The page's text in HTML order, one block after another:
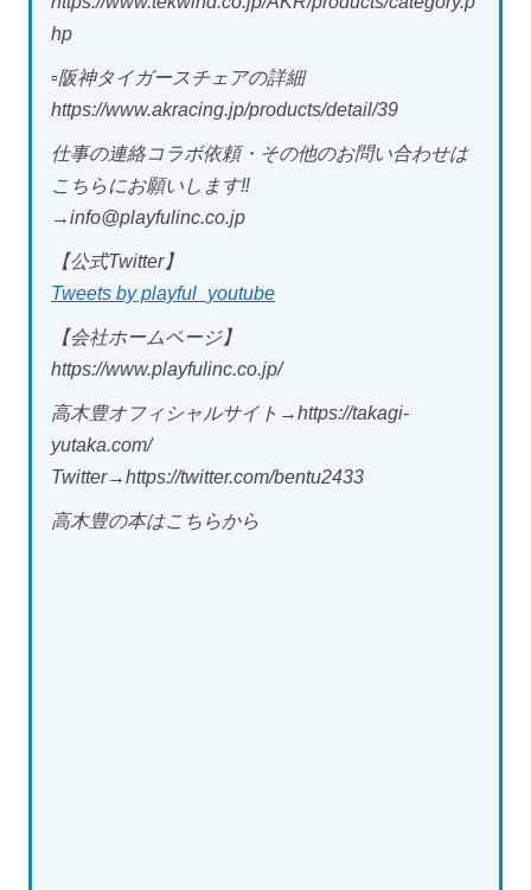
hp
▫︎阪神タイガースチェアの詳細
https://www.akracing.jp/products/detail/39
仕事の連絡コラボ依頼・その他のお問い合わせは
こちらにお願いします‼︎
→info@playfulinc.co.jp
【公式Twitter】
Tweets by playful_youtube
【会社ホームページ】
https://www.playfulinc.co.jp/
高木豊オフィシャルサイト→https://takagi-
yutaka.com/
Twitter→https://twitter.com/bentu2433
高木豊の本はこちらから